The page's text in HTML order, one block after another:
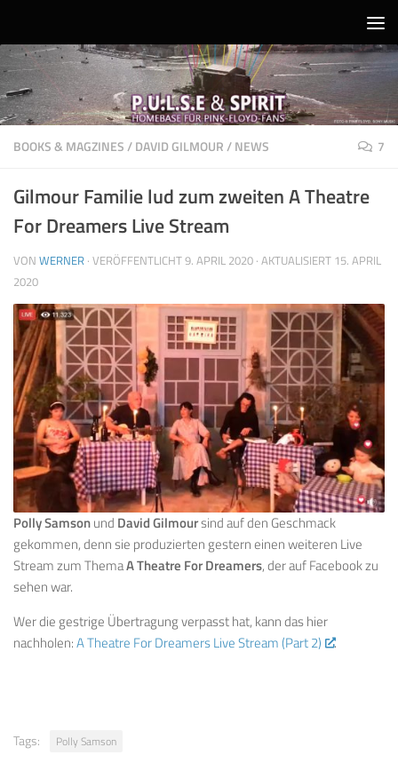
BOOKS & MAGZINES/DAVID GILMOUR/NEWS 7
Gilmour Familie lud zum zweiten A Theatre
For Dreamers Live Stream
VON WERNER · VERÖFFENTLICHT9. APRIL 2020 · AKTUALISIERT 15. APRIL
2020
Polly Samsonund David Gilmoursind auf den Geschmack
gekommen, denn sie produzierten gestern einen weiteren Live
Stream zum ThemaA Theatre For Dreamers, der auf Facebook zu
sehen war.
Wer die gestrige Übertragung verpasst hat, kann das hier
nachholen:A Theatre For Dreamers Live Stream (Part 2) .
Tags: Polly Samson